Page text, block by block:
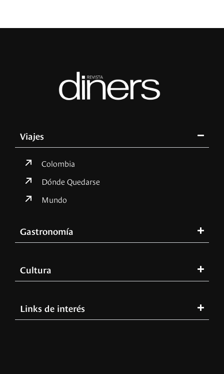
Viajes
Colombia
Dónde Quedarse
Mundo
Gastronomía
Cultura
Links de interés